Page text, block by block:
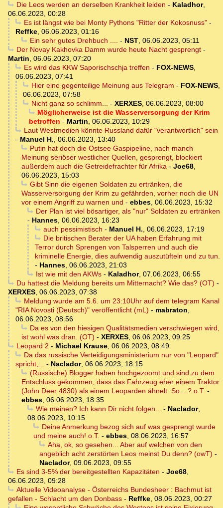
Die Leos werden an derselben Krankheit leiden - Kaladhor,
06.06.2023, 00:28
Es ist längst wie bei Monty Pythons "Ritter der Kokosnuss"-
Reffke, 06.06.2023, 01:16
Ein sehr gutes Drehbuch .... - NST, 06.06.2023, 05:11
Der Novay Kakhovka Damm wurde heute Nacht gesprengt-
Martin, 06.06.2023, 07:20
Es wird das KKW Saporischschja treffen - FOX-NEWS,
06.06.2023, 07:41
Hier eine gegenteilige Meinung aus Telegram - FOX-NEWS,
06.06.2023, 07:58
Nicht ganz so schlimm... - XERXES, 06.06.2023, 08:00
Möglicherweise ist die Wasserversorgung der Krim
betroffen - Martin, 06.06.2023, 10:29
Laut Westmedien könnte Russland dafür "verantwortlich" sein
- Manuel H., 06.06.2023, 13:40
Putin hat doch die Ostsee Gaspipeline, nach manch
Meinung seriöser westlicher Quellen, gesprengt, blockiert
außerdem auch die Getreidefrachter für Afrika - Joe68,
06.06.2023, 15:03
Gibt Sinn die eigenen Soldaten zu ertränken, die
Wasserversorgung der Krim zu gefährden, vorher noch die UN
vor einem Angriff zu warnen und - ebbes, 06.06.2023, 15:32
Der Plan ist viel bösartiger, als "nur" Soldaten zu ertränken
- Hannes, 06.06.2023, 16:23
auch pessimistisch - Manuel H., 06.06.2023, 17:19
Die britischen Berater der UA haben Erfahrung mit
Terror durch Sprengen von Talsperren und auch die
kriminelle Energie, dies aufwendig auszutüfteln und zu tun.
- Hannes, 06.06.2023, 21:03
Ist wie mit den AKWs- Kaladhor, 07.06.2023, 06:55
Du hattest die Meldung bereits um Mitternacht? Wie das? (OT) -
XERXES, 06.06.2023, 07:38
Meldung wurde am 5.6. um 23:10Uhr auf dem telegram Kanal
"RIA Novosti (Deutsch)" veröffentlicht (mL) - mabraton,
06.06.2023, 08:56
Da es von den hiesigen Qualitätsmedien verschwiegen wird,
ist wohl was dran. (OT) - XERXES, 06.06.2023, 09:25
Leopard 2 - Michael Krause, 06.06.2023, 08:49
Da das russische Verteidigungsministerium nur von "Leopard"
spricht,... - Naclador, 06.06.2023, 18:15
(Russische) Blogger haben hochgezoomt und sind zu dem
Entschluss gekommen, dass das Fahrzeug eher einem Traktor
(John Deer 4830) als einem Leoparden ähnelt. So....? o.T. -
ebbes, 06.06.2023, 18:35
Wie meinen? Ich kann Dir nicht folgen... - Naclador,
08.06.2023, 10:15
Deine Anmerkung bezog sich auf was gesprengt wurde
und meine auch! o.T. - ebbes, 08.06.2023, 16:57
Aha, ok, so gesehen... Aber auf welchen von den
angeblich acht zerstörten Leos meinst Du denn? (owT) -
Naclador, 09.06.2023, 09:55
Es sind 3-5% der bereitgestellten Kapazitäten - Joe68,
06.06.2023, 09:28
Aktuelle Videoanalyse - Österreichs Bundesheer : Bachmut ist
gefallen - Schlacht um den Donbass - Reffke, 08.06.2023, 00:27